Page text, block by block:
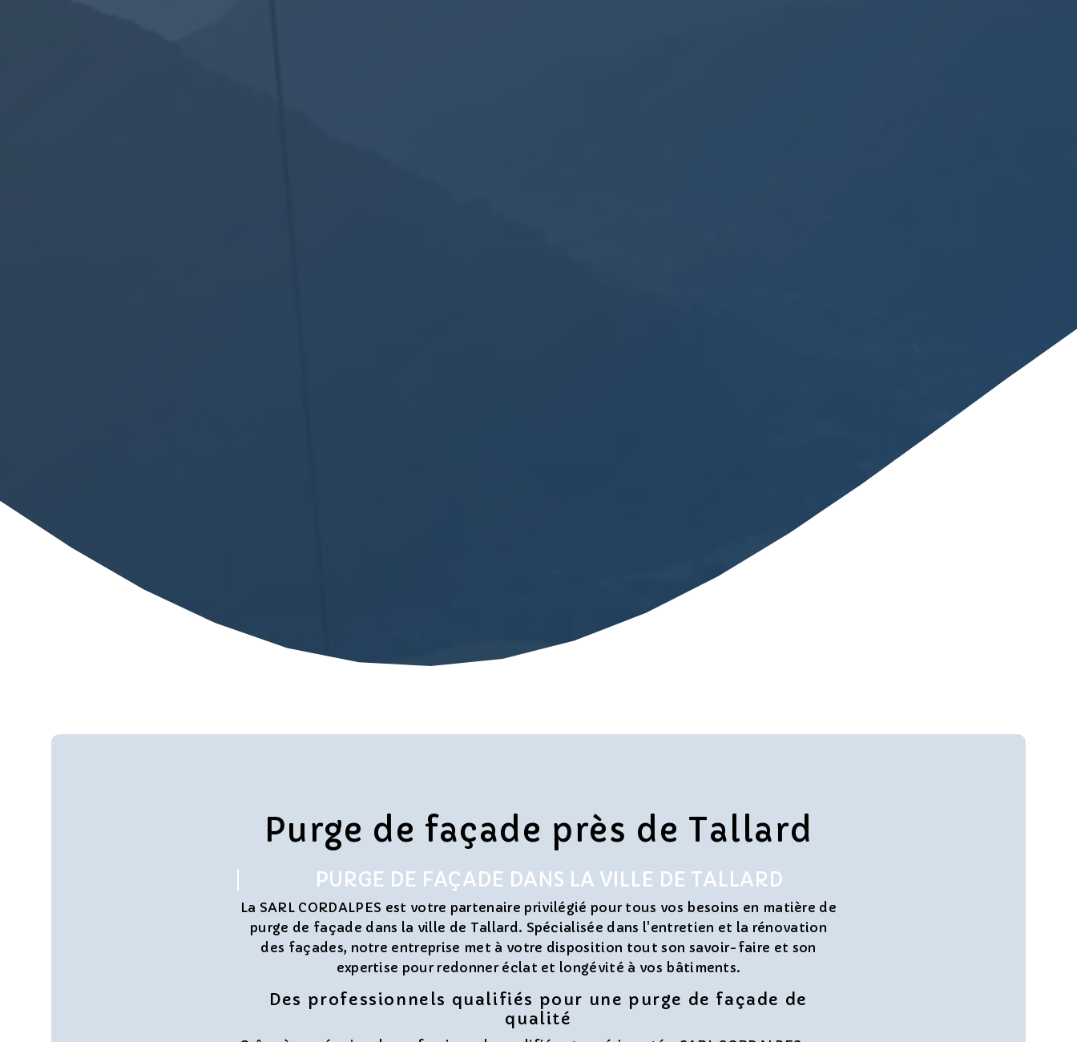
Purge de façade près de Tallard
PURGE DE FAÇADE DANS LA VILLE DE TALLARD
La SARL CORDALPES est votre partenaire privilégié pour tous vos besoins en matière de
purge de façade dans la ville de Tallard. Spécialisée dans l'entretien et la rénovation
des façades, notre entreprise met à votre disposition tout son savoir-faire et son
expertise pour redonner éclat et longévité à vos bâtiments.
Des professionnels qualifiés pour une purge de façade de
qualité